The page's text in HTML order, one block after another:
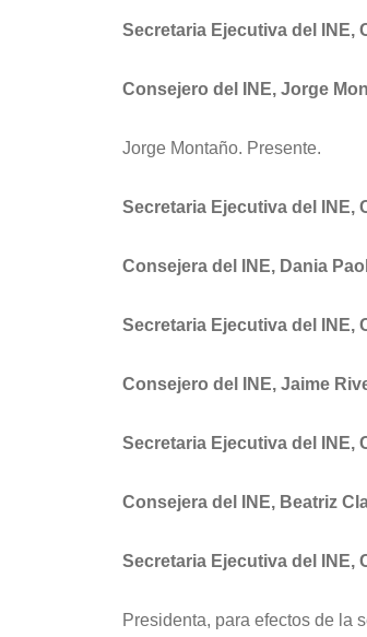
Secretaria Ejecutiva del INE,
Consejero del INE, Jorge
Jorge Montaño. Presente.
Secretaria Ejecutiva del INE,
Consejera del INE, Dania
Secretaria Ejecutiva del INE,
Consejero del INE, Jaime
Secretaria Ejecutiva del INE,
Consejera del INE, Beatriz
Secretaria Ejecutiva del INE,
Presidenta, para efectos de la